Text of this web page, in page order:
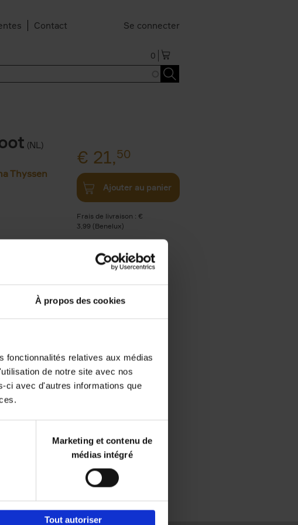
À propos des cookies
fonctionnalités relatives aux médias
de notre site avec nos
ci avec d'autres informations que
Marketing et contenu de
médias intégré
Tout autoriser
Contact Se connecter
0
(NL)
Thyssen
your
(EN)
€ 21,50
Ajouter au panier
Frais de livraison : €
3,99 (Benelux)
ouvrables
Disponible
Librairie
iBookstore